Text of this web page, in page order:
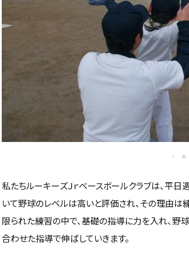
私たちルーキーズＪｒベースボールクラブは、平
いて野球のレベルは高いと評価され、その理由は
限られた練習の中で、基礎の指導に力を入れ、野球
合わせた指導で伸ばしていきます。